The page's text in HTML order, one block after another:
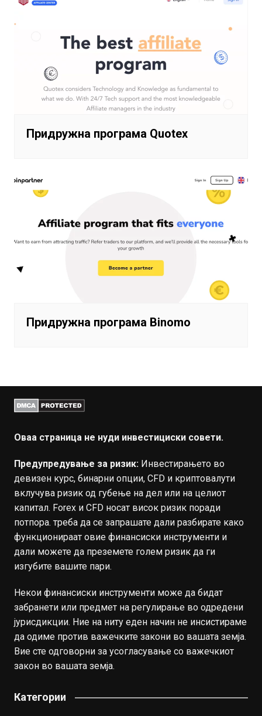
Придружна програма Quotex
Придружна програма Binomo
Оваа страница не нуди инвестициски совети.
Предупредување за ризик:Инвестирањето во
девизен курс, бинарни опции, CFD и криптовалути
вклучува ризик од губење на дел или на целиот
капитал. Forex и CFD носат висок ризик поради
потпора. треба да се запрашате дали разбирате како
функционираат овие финансиски инструменти и
дали можете да преземете голем ризик да ги
изгубите вашите пари.
Некои финансиски инструменти може да бидат
забранети или предмет на регулирање во одредени
јурисдикции. Ние на ниту еден начин не инсистираме
да одиме против важечките закони во вашата земја.
Вие сте одговорни за усогласување со важечкиот
закон во вашата земја.
Категории